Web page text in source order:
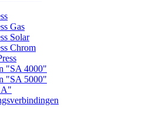
Gas
Solar
Chrom
"SA 4000"
"SA 5000"